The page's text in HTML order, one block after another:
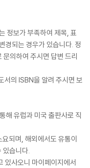
정보가 부족하여 제목, 표
경되는 경우가 있습니다. 정
의하여 주시면 답변 드리
서의 ISBN을 알려 주시면 보
해 유럽과 미국 출판사로 직
되며, 해외에서도 유통이
있습니다.
있사오니 마이페이지에서